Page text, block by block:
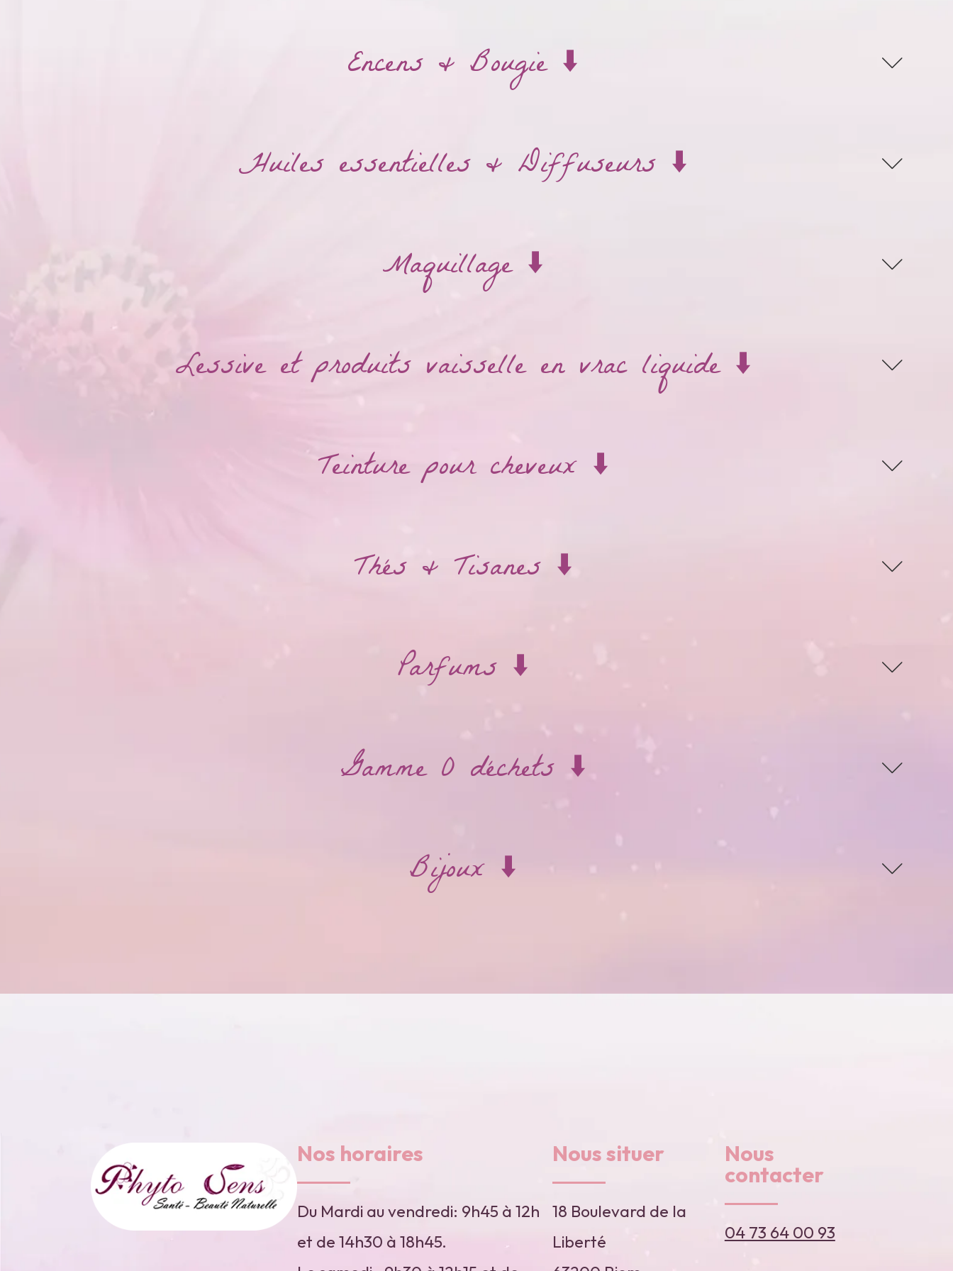
Encens & Bougie ⬇️
Huiles essentielles & Diffuseurs ⬇️
Maquillage ⬇️
Lessive et produits vaisselle en vrac liquide ⬇️
Teinture pour cheveux ⬇️
Thés & Tisanes ⬇️
Parfums ⬇️
Gamme 0 déchets ⬇️
Bijoux ⬇️
Nos horaires
Du Mardi au vendredi: 9h45 à 12h
et de 14h30 à 18h45.
Nous situer
18 Boulevard de la
Liberté
Nous
contacter
04 73 64 00 93